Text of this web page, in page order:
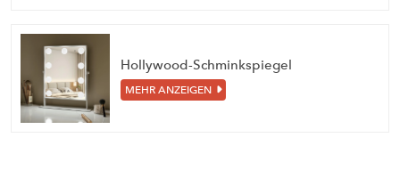
Hollywood-Schminkspiegel
MEHR ANZEIGEN